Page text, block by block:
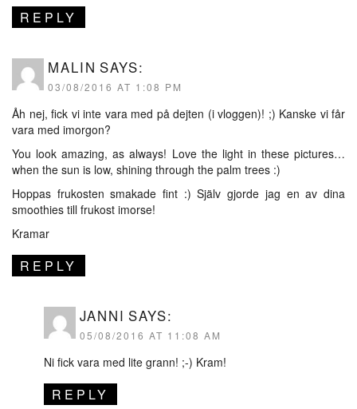
REPLY
MALIN SAYS:
03/08/2016 AT 1:08 PM
Åh nej, fick vi inte vara med på dejten (i vloggen)! ;) Kanske vi får
vara med imorgon?
You look amazing, as always! Love the light in these pictures…
when the sun is low, shining through the palm trees :)
Hoppas frukosten smakade fint :) Själv gjorde jag en av dina
smoothies till frukost imorse!
Kramar
REPLY
JANNI SAYS:
05/08/2016 AT 11:08 AM
Ni fick vara med lite grann! ;-) Kram!
REPLY